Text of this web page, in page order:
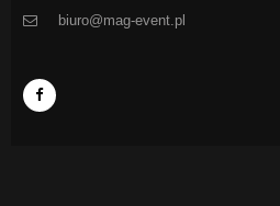
biuro@mag-event.pl